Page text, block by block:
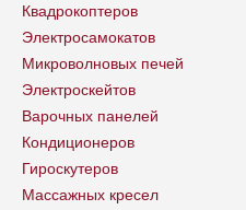
Квадрокоптеров
Электросамокатов
Микроволновых печей
Электроскейтов
Варочных панелей
Кондиционеров
Гироскутеров
Массажных кресел